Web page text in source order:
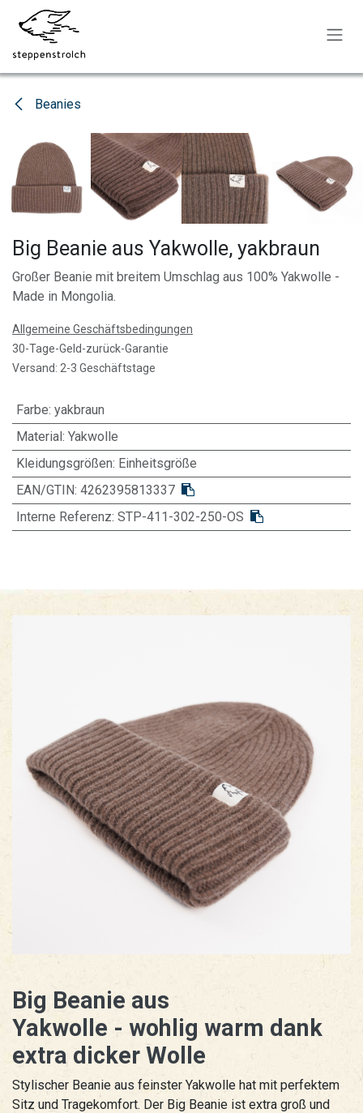
Zum Inhalt springen
Beanies
Big Beanie aus Yakwolle, yakbraun
Großer Beanie mit breitem Umschlag aus 100% Yakwolle -
Made in Mongolia.
Allgemeine Geschäftsbedingungen
30-Tage-Geld-zurück-Garantie
Versand: 2-3 Geschäftstage
Farbe: yakbraun
Material: Yakwolle
Kleidungsgrößen: Einheitsgröße
EAN/GTIN: 4262395813337
Interne Referenz: STP-411-302-250-OS
Big Beanie aus
Yakwolle - wohlig warm dank
extra dicker Wolle
Stylischer Beanie aus feinster Yakwolle hat mit perfektem
Sitz und Tragekomfort. Der Big Beanie ist extra groß und